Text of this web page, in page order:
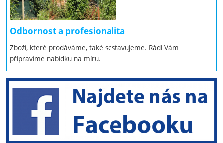
Odbornost a profesionalita
Zboží, které prodáváme, také sestavujeme. Rádi Vám
připravíme nabídku na míru.